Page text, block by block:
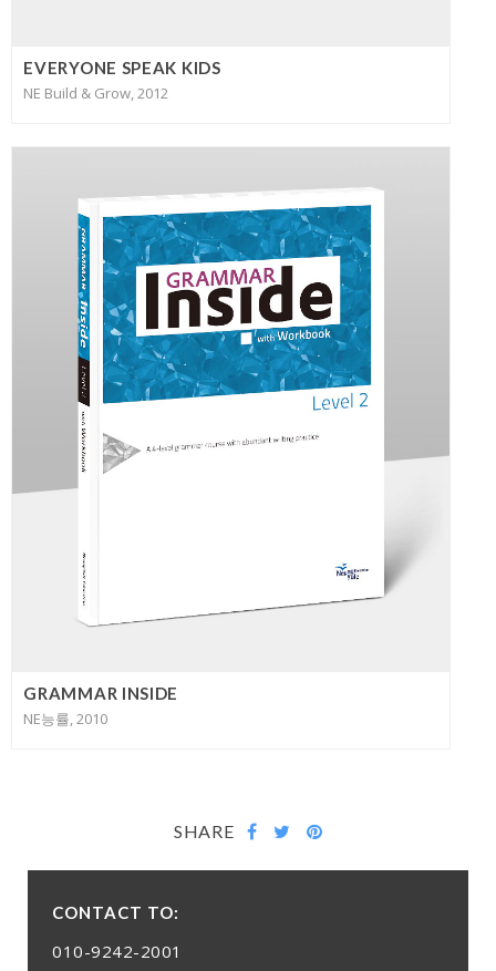
EVERYONE SPEAK KIDS
NE Build & Grow, 2012
GRAMMAR INSIDE
NE능률, 2010
SHARE
CONTACT TO:
010-9242-2001